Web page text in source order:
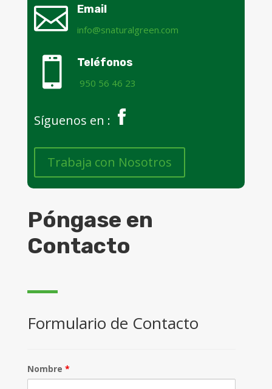
 Email
info@snaturalgreen.com
 Teléfonos
950 56 46 23
Síguenos en :
Trabaja con Nosotros
Póngase en
Contacto
Formulario de Contacto
Nombre *